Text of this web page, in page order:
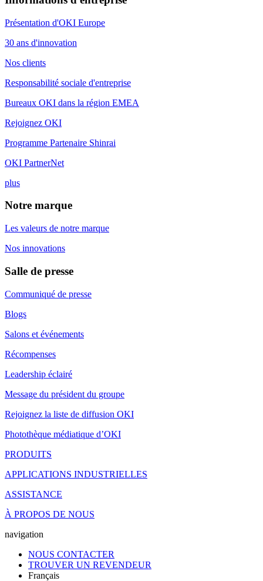
Présentation d'OKI Europe
30 ans d'innovation
Nos clients
Responsabilité sociale d'entreprise
Bureaux OKI dans la région EMEA
Rejoignez OKI
Programme Partenaire Shinrai
OKI PartnerNet
plus
Notre marque
Les valeurs de notre marque
Nos innovations
Salle de presse
Communiqué de presse
Blogs
Salons et événements
Récompenses
Leadership éclairé
Message du président du groupe
Rejoignez la liste de diffusion OKI
Photothèque médiatique d’OKI
PRODUITS
APPLICATIONS INDUSTRIELLES
ASSISTANCE
À PROPOS DE NOUS
navigation
NOUS CONTACTER
TROUVER UN REVENDEUR
Français